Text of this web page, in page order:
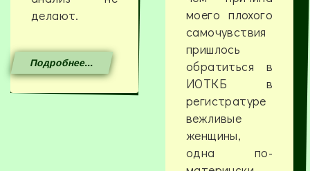
делают.
Подробнее...
моего плохого
самочувствия
пришлось
обратиться в
ИОТКБ в
регистратуре
вежливые
женщины,
одна по-